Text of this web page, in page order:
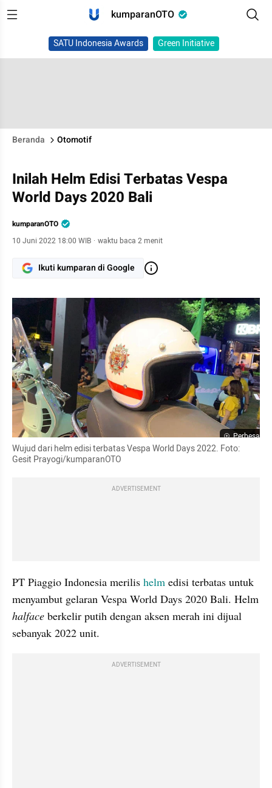
kumparanOTO
SATU Indonesia Awards Green Initiative
Beranda Otomotif
Inilah Helm Edisi Terbatas Vespa
World Days 2020 Bali
kumparanOTO
10 Juni 2022 18:00 WIB · waktu baca 2 menit
Ikuti kumparan di Google
Perbesar
Wujud dari helm edisi terbatas Vespa World Days 2022. Foto:
Gesit Prayogi/kumparanOTO
ADVERTISEMENT
PT Piaggio Indonesia merilis helm edisi terbatas untuk
halface berkelir putih dengan aksen merah ini dijual
sebanyak 2022 unit.
ADVERTISEMENT